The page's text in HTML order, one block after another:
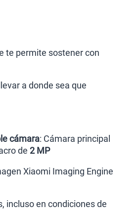
te permite sostener con
a donde sea que
cámara: Cámara principal
de 2 MP
Xiaomi Imaging Engine
incluso en condiciones de